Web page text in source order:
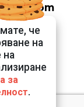
от
че
на
на
за
.